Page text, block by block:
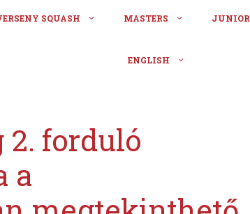
SQUASH MASTERS JUNIOR
ENGLISH
2. forduló
a